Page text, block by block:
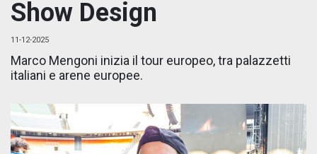
Show Design
11-12-2025
Marco Mengoni inizia il tour europeo, tra palazzetti
italiani e arene europee.